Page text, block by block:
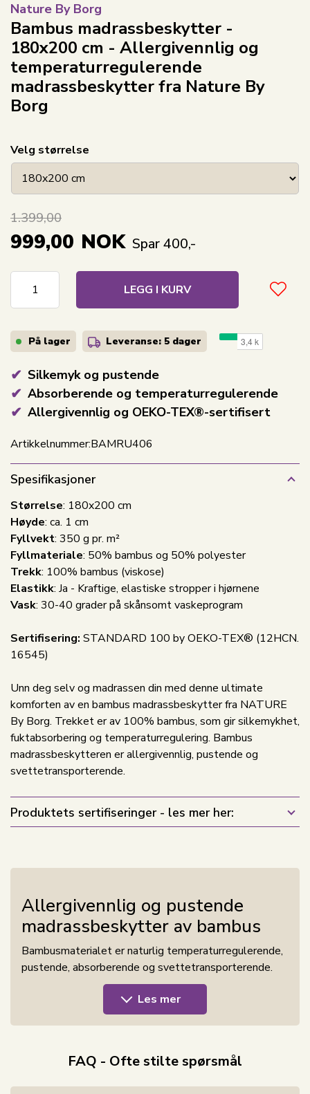
Nature By Borg
Bambus madrassbeskytter -
180x200 cm - Allergivennlig og
temperaturregulerende
madrassbeskytter fra Nature By
Borg
Silkemyk og pustende
Absorberende og temperaturregulerende
Allergivennlig og OEKO-TEX®-sertifisert
Velg størrelse
1.399,00
999,00 NOK Spar 400,-
LEGG I KURV
På lager Leveranse: 5 dager
Artikkelnummer:BAMRU406
Spesifikasjoner
Størrelse: 180x200 cm
Høyde: ca. 1 cm
Fyllvekt: 350 g pr. m²
Fyllmateriale: 50% bambus og 50% polyester
Trekk: 100% bambus (viskose)
Elastikk: Ja - Kraftige, elastiske stropper i hjørnene
Vask: 30-40 grader på skånsomt vaskeprogram
Sertifisering: STANDARD 100 by OEKO-TEX® (12HCN.
16545)
Unn deg selv og madrassen din med denne ultimate
komforten av en bambus madrassbeskytter fra NATURE
By Borg. Trekket er av 100% bambus, som gir silkemykhet,
fuktabsorbering og temperaturregulering. Bambus
madrassbeskytteren er allergivennlig, pustende og
svettetransporterende.
Produktets sertifiseringer - les mer her:
Allergivennlig og pustende
madrassbeskytter av bambus
Bambusmaterialet er naturlig temperaturregulerende,
pustende, absorberende og svettetransporterende.
Dette er alle egenskaper som gir deg de beste
forutsetningene for en sunn nattesøvn.
Madrassbeskytteren består av 100%
Fyllet er kassettsydd og med fibrene festet til sidene,
slik at det ikke klumper seg sammen, og gir en optimal
Les mer
FAQ - Ofte stilte spørsmål